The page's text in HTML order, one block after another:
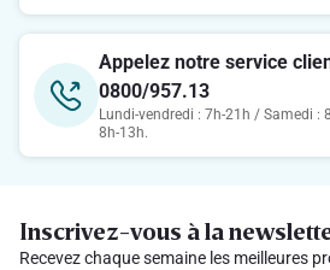
Appelez notre service
0800/957.13
Lundi-vendredi : 7h-21h / Samedi :
8h-13h.
Inscrivez-vous à la
Recevez chaque semaine les meilleures